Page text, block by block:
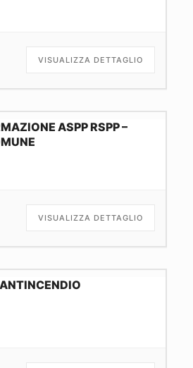
VISUALIZZA DETTAGLIO
ASPP RSPP –
VISUALIZZA DETTAGLIO